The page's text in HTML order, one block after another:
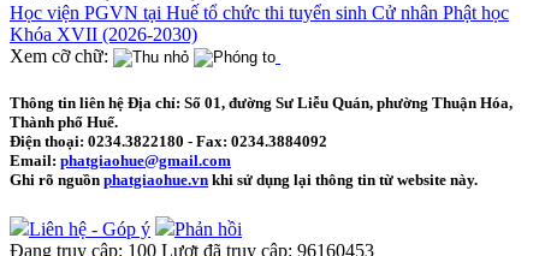
Học viện PGVN tại Huế tổ chức thi tuyển sinh Cử nhân Phật học
Khóa XVII (2026-2030)
Xem cỡ chữ:
Thông tin liên hệ Địa chỉ: Số 01, đường Sư Liễu Quán, phường Thuận Hóa,
Thành phố Huế.
Điện thoại: 0234.3822180 - Fax: 0234.3884092
Email: phatgiaohue@gmail.com
Ghi rõ nguồn phatgiaohue.vn khi sử dụng lại thông tin từ website này.
Liên hệ - Góp ý
Phản hồi
Đang truy cập: 100 Lượt đã truy cập: 96160453